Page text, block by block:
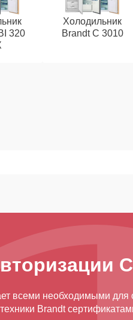
320
Холодильник
Brandt C 3010
всеми необходимыми для
Brandt